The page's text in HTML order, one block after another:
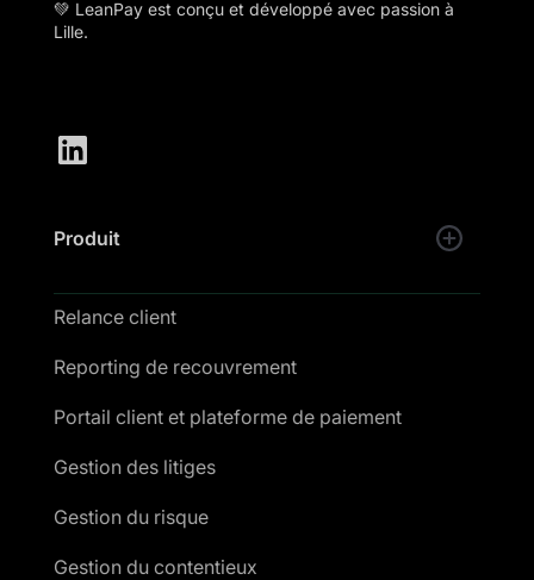
💚 LeanPay est conçu et développé avec passion à
Lille.
Produit
Relance client
Reporting de recouvrement
Portail client et plateforme de paiement
Gestion des litiges
Gestion du risque
Gestion du contentieux